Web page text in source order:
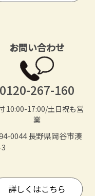
お問い合わせ
0120-267-160
10:00-17:00/土日祝も営
業
0044 長野県岡谷市湊
詳しくはこちら